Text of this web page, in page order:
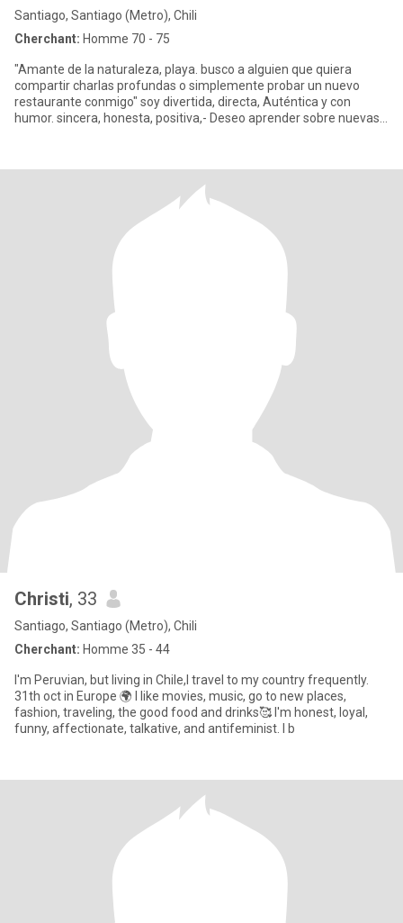
Santiago, Santiago (Metro), Chili
Cherchant: Homme 70 - 75
"Amante de la naturaleza, playa. busco a alguien que quiera
compartir charlas profundas o simplemente probar un nuevo
restaurante conmigo" soy divertida, directa, Auténtica y con
humor. sincera, honesta, positiva,- Deseo aprender sobre nuevas
Christi, 33
Santiago, Santiago (Metro), Chili
Cherchant: Homme 35 - 44
I'm Peruvian, but living in Chile,I travel to my country frequently.
31th oct in Europe 🌍 I like movies, music, go to new places,
fashion, traveling, the good food and drinks🥰 I'm honest, loyal,
funny, affectionate, talkative, and antifeminist. I b